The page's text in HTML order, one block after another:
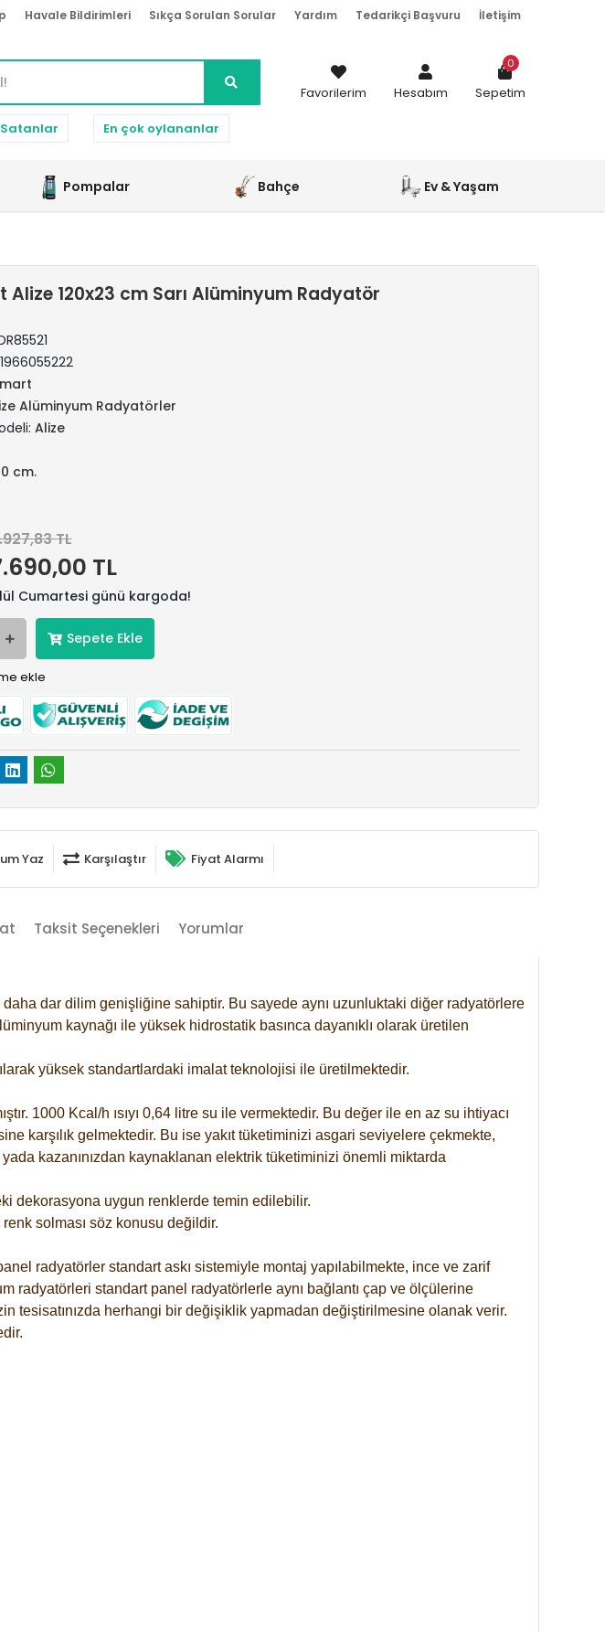
Havale Bildirimleri Sıkça Sorulan Sorular Yardım Tedarikçi Başvuru İletişim
En çok oylananlar
Favorilerim Hesabım Sepetim
0
Pompalar Bahçe Ev & Yaşam
Alize 120x23 cm Sarı Alüminyum Radyatör
Alüminyum Radyatörler
Alize
cm.
TL
TL
Cumartesi günü kargoda!
Sepete Ekle
ekle
Yaz Karşılaştır Fiyat Alarmı
Taksit Seçenekleri Yorumlar
dar dilim genişliğine sahiptir. Bu sayede aynı uzunluktaki diğer radyatörlere
kaynağı ile yüksek hidrostatik basınca dayanıklı olarak üretilen
yüksek standartlardaki imalat teknolojisi ile üretilmektedir.
1000 Kcal/h ısıyı 0,64 litre su ile vermektedir. Bu değer ile en az su ihtiyacı
karşılık gelmektedir. Bu ise yakıt tüketiminizi asgari seviyelere çekmekte,
yada kazanınızdan kaynaklanan elektrik tüketiminizi önemli miktarda
dekorasyona uygun renklerde temin edilebilir.
solması söz konusu değildir.
radyatörler standart askı sistemiyle montaj yapılabilmekte, ince ve zarif
radyatörleri standart panel radyatörlerle aynı bağlantı çap ve ölçülerine
tesisatınızda herhangi bir değişiklik yapmadan değiştirilmesine olanak verir.